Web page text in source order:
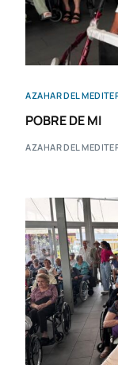
AZAHAR DEL
POBRE DE MI
AZAHAR DEL